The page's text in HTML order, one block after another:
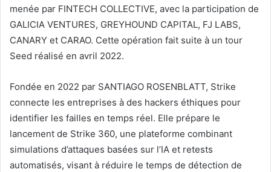
menée par FINTECH COLLECTIVE, avec la participation de
GALICIA VENTURES, GREYHOUND CAPITAL, FJ LABS,
CANARY et CARAO. Cette opération fait suite à un tour
Seed réalisé en avril 2022.
Fondée en 2022 par SANTIAGO ROSENBLATT, Strike
connecte les entreprises à des hackers éthiques pour
identifier les failles en temps réel. Elle prépare le
lancement de Strike 360, une plateforme combinant
simulations d’attaques basées sur l’IA et retests
automatisés, visant à réduire le temps de détection de